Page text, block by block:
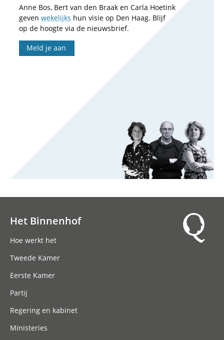
Anne Bos, Bert van den Braak en Carla Hoetink
geven wekelijks hun visie op Den Haag. Blijf
op de hoogte via de nieuwsbrief.
Meld je aan
Het Binnenhof
Hoe werkt het
Tweede Kamer
Eerste Kamer
Partij
Regering en kabinet
Ministeries